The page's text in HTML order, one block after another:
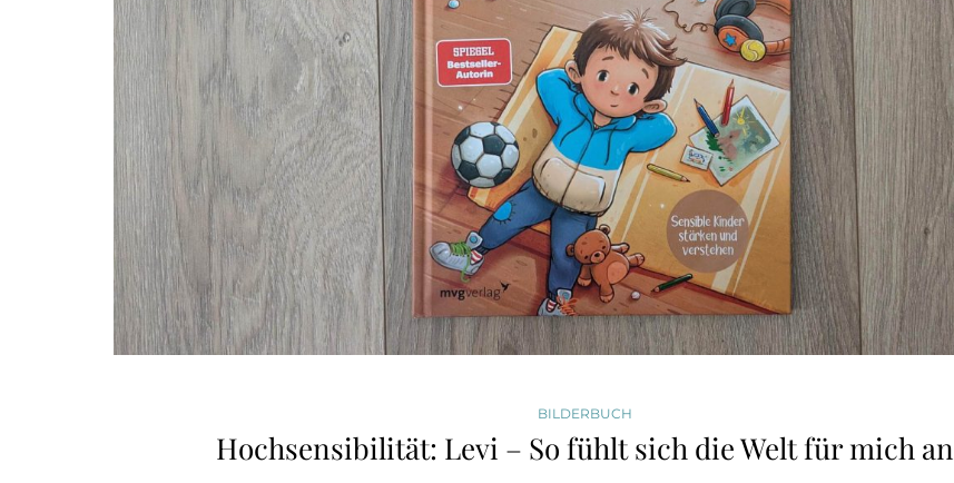
BILDERBUCH
Hochsensibilität: Levi – So fühlt sich die Welt für mich an